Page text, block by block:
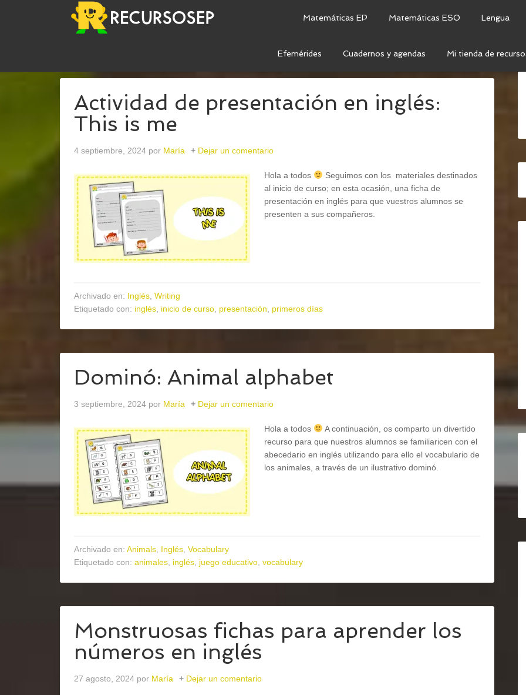
Matemáticas EP Matemáticas ESO Lengua
Efemérides Cuadernos y agendas Mi tienda de
Actividad de presentación en inglés:
This is me
4 septiembre, 2024 por María Dejar un comentario
Hola a todos
Seguimos con los materiales destinados
al inicio de curso; en esta ocasión, una ficha de
presentación en inglés para que vuestros alumnos se
presenten a sus compañeros.
Archivado en: Inglés Writing
Etiquetado con: inglés inicio de curso presentación primeros días
Dominó: Animal alphabet
3 septiembre, 2024 por María Dejar un comentario
Hola a todos
A continuación, os comparto un divertido
recurso para que nuestros alumnos se familiaricen con el
abecedario en inglés utilizando para ello el vocabulario de
los animales, a través de un ilustrativo dominó.
Archivado en: Animals Inglés Vocabulary
Etiquetado con: animales inglés juego educativo vocabulary
Monstruosas fichas para aprender los
números en inglés
27 agosto, 2024 por María Dejar un comentario